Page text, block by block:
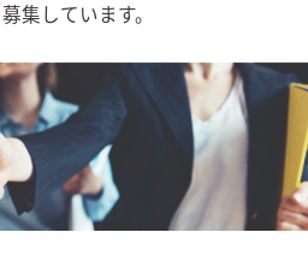
集しています。